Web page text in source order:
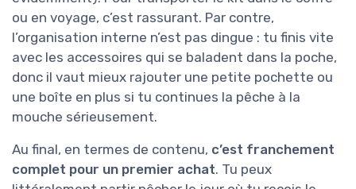
ou en voyage, c’est rassurant. Par contre,
l’organisation interne n’est pas dingue : tu finis vite
avec les accessoires qui se baladent dans la poche,
donc il vaut mieux rajouter une petite pochette ou
une boîte en plus si tu continues la pêche à la
mouche sérieusement.
Au final, en termes de contenu, c’est franchement
complet pour un premier achat. Tu peux